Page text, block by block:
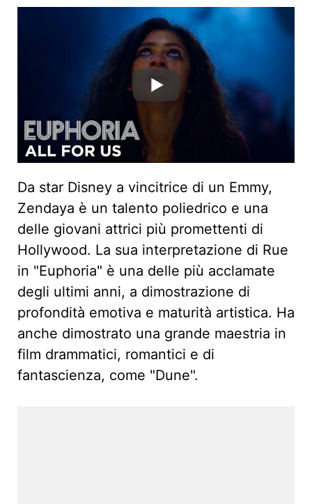
Da star Disney a vincitrice di un Emmy,
Zendaya è un talento poliedrico e una
delle giovani attrici più promettenti di
Hollywood. La sua interpretazione di Rue
in "Euphoria" è una delle più acclamate
degli ultimi anni, a dimostrazione di
profondità emotiva e maturità artistica. Ha
anche dimostrato una grande maestria in
film drammatici, romantici e di
fantascienza, come "Dune".